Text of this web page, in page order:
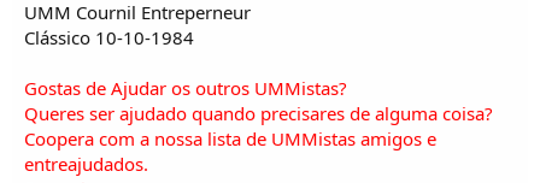
UMM Cournil Entreperneur
Clássico 10-10-1984
Gostas de Ajudar os outros UMMistas?
Queres ser ajudado quando precisares de alguma coisa?
Coopera com a nossa lista de UMMistas amigos e
entreajudados.